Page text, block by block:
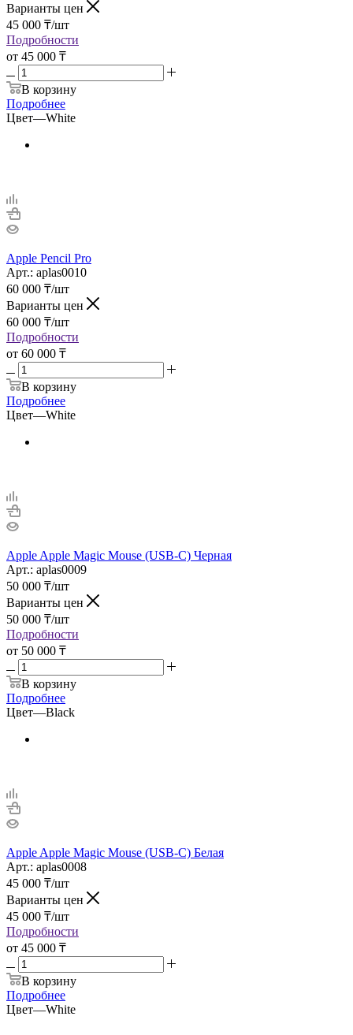
Варианты цен
45 000 ₸/шт
Подробности
от 45 000 ₸
В корзину
Подробнее
Цвет—White
Apple Pencil Pro
Арт.: aplas0010
60 000 ₸/шт
Варианты цен
60 000 ₸/шт
Подробности
от 60 000 ₸
В корзину
Подробнее
Цвет—White
Apple Apple Magic Mouse (USB-C) Черная
Арт.: aplas0009
50 000 ₸/шт
Варианты цен
50 000 ₸/шт
Подробности
от 50 000 ₸
В корзину
Подробнее
Цвет—Black
Apple Apple Magic Mouse (USB-C) Белая
Арт.: aplas0008
45 000 ₸/шт
Варианты цен
45 000 ₸/шт
Подробности
от 45 000 ₸
В корзину
Подробнее
Цвет—White